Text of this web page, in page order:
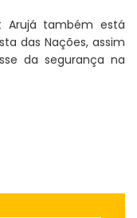
Arujá também está
das Nações, assim
da segurança na